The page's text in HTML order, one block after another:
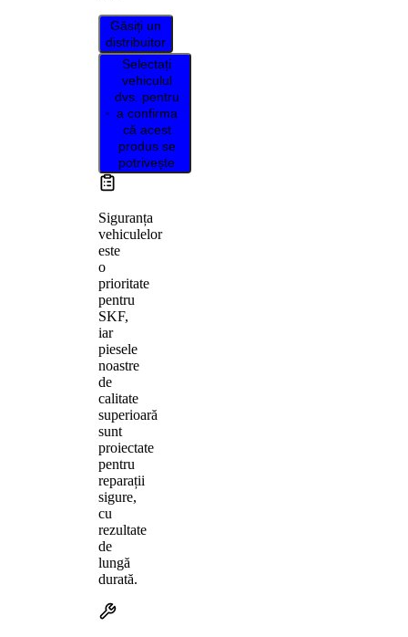
Găsiți un
distribuitor
Selectați
vehiculul
dvs. pentru
a confirma
că acest
produs se
potrivește
Siguranța
vehiculelor
este
o
prioritate
pentru
SKF,
iar
piesele
noastre
de
calitate
superioară
sunt
proiectate
pentru
reparații
sigure,
cu
rezultate
de
lungă
durată.